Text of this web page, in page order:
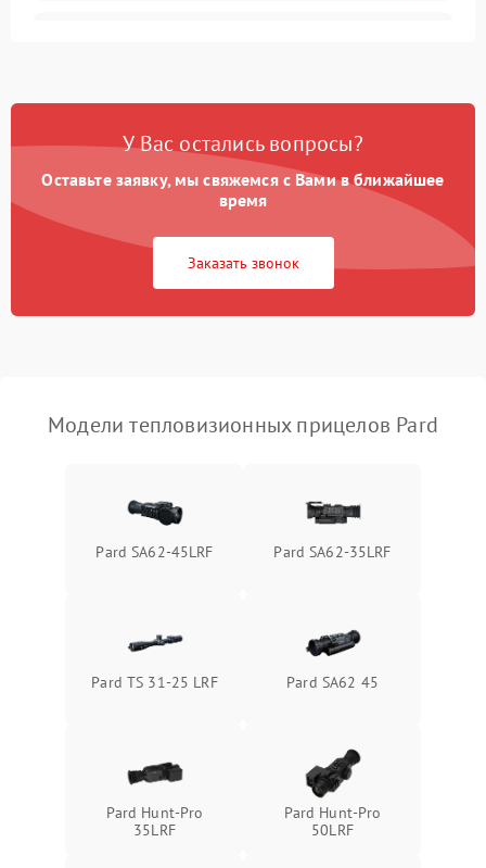
Неисправность системы
Поломка системы GPS 2000 ₽ Подробнее →
Повреждение системы
защиты от перегрузок
1500 ₽
автоматического
1500 ₽ Подробнее →
защиты от
1500 ₽ Подробнее →
защиты от замыкания
Подробнее →
Поломка системы защиты
от перенапряжения
Подробнее →
Поломка системы защиты
У Вас остались вопросы?
Оставьте заявку, мы свяжемся с Вами в ближайшее
время
Заказать звонок
Модели тепловизионных прицелов Pard
Pard SA62-45LRF Pard SA62-35LRF
Pard TS 31-25 LRF Pard SA62 45
Pard Hunt-Pro
35LRF
Pard Hunt-Pro
50LRF